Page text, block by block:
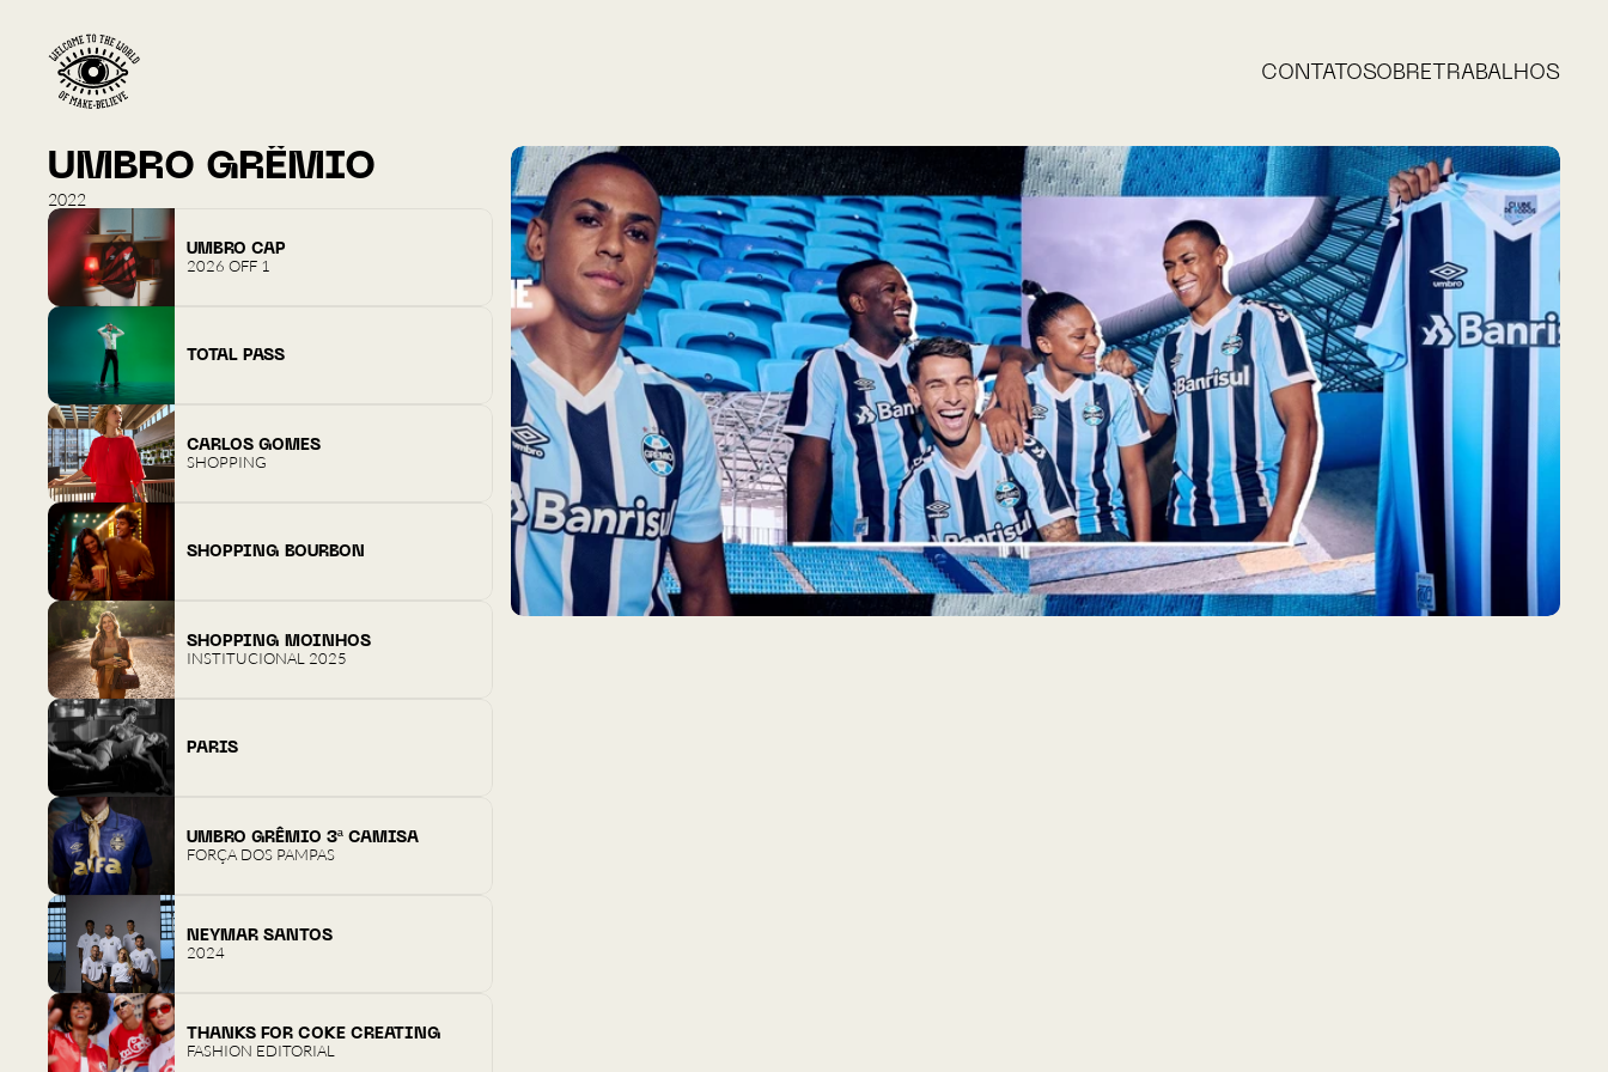
CONTATOSOBRE TRABALHOS
UMBRO GRÊMIO
2022
UMBRO CAP
2026 OFF 1
TOTAL PASS
CARLOS GOMES
SHOPPING
SHOPPING BOURBON
SHOPPING MOINHOS
INSTITUCIONAL 2025
PARIS
UMBRO GRÊMIO 3ª CAMISA
FORÇA DOS PAMPAS
NEYMAR SANTOS
2024
THANKS FOR COKE CREATING
FASHION EDITORIAL